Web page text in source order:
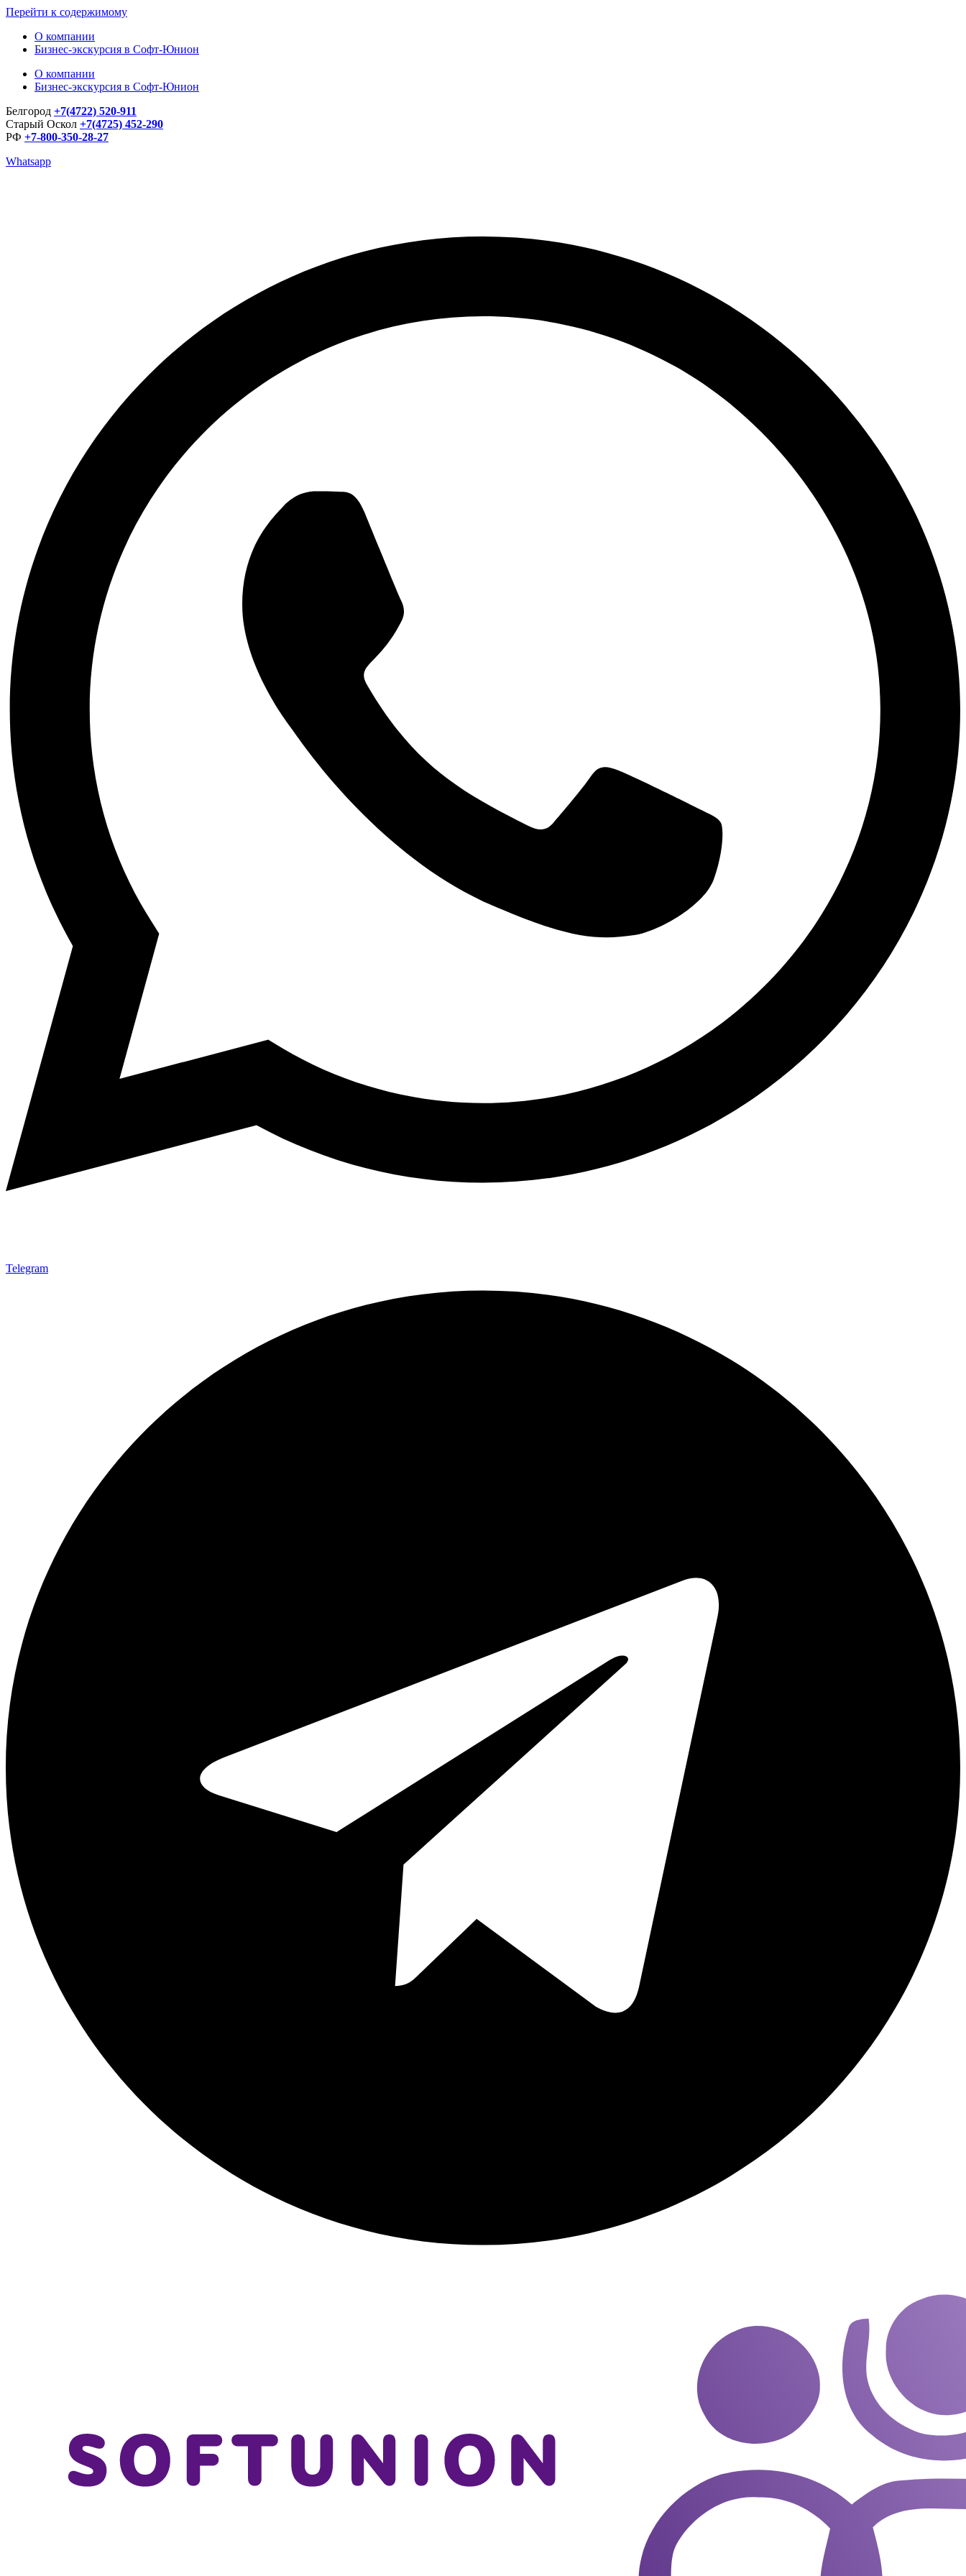
Перейти к содержимому
О компании
Бизнес-экскурсия в Софт-Юнион
О компании
Бизнес-экскурсия в Софт-Юнион
Белгород +7(4722) 520-911
Старый Оскол +7(4725) 452-290
РФ +7-800-350-28-27
Whatsapp
Telegram